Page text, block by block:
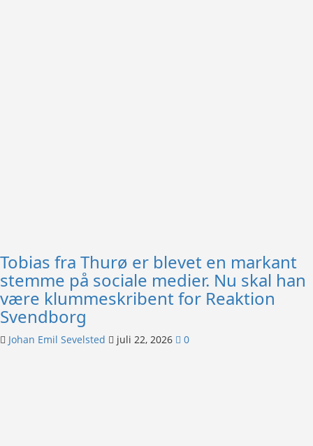
Tobias fra Thurø er blevet en markant
stemme på sociale medier. Nu skal han
være klummeskribent for Reaktion
Svendborg
Johan Emil Sevelsted juli 22, 2026 0